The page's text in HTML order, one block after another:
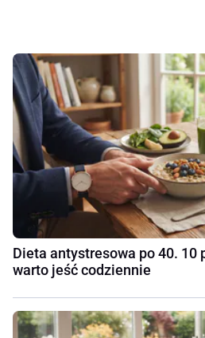
Dieta antystresowa po 40. 10
warto jeść codziennie